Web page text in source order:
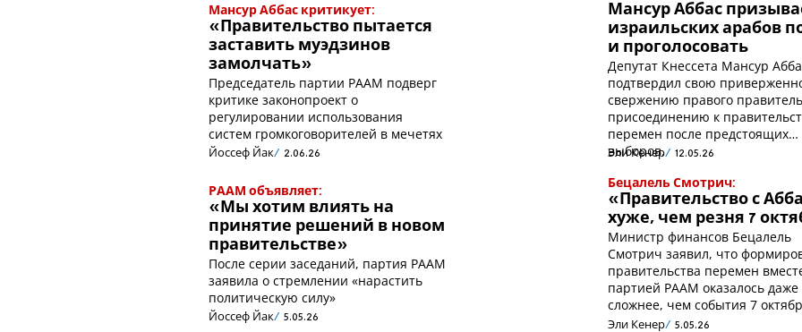
Мансур Аббас критикует:
«Правительство пытается
заставить муэдзинов
замолчать»
Председатель партии РААМ подверг
критике законопроект о
регулировании использования
систем громкоговорителей в мечетях
Йоссеф Йак 2.06.26
Мансур Аббас
израильских арабов
и проголосовать
Депутат Кнессета Мансур
подтвердил свою
свержению правого
присоединению к
перемен после предстоящих
выборов.
Эли Кенер 12.05.26
РААМ объявляет:
«Мы хотим влиять на
принятие решений в новом
правительстве»
После серии заседаний, партия РААМ
заявила о стремлении «нарастить
политическую силу»
Йоссеф Йак 5.05.26
Бецалель Смотрич:
«Правительство с
хуже, чем резня 7
Министр финансов Бецалель
Смотрич заявил, что
правительства перемен
партией РААМ оказалось даже
сложнее, чем события 7
Эли Кенер 5.05.26